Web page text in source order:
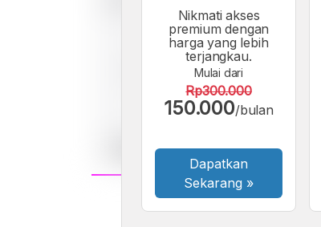
Nikmati akses
premium dengan
harga yang lebih
terjangkau.
Mulai dari
Rp300.000
150.000/bulan
Dapatkan
Sekarang »